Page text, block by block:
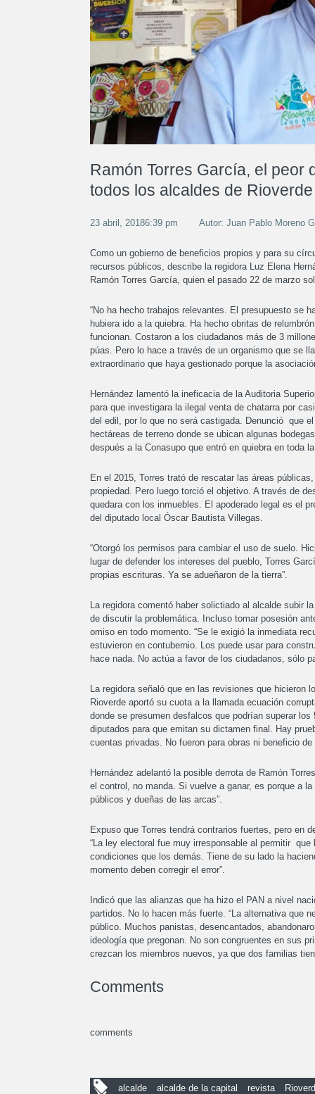
Ramón Torres García, el peor
todos los alcaldes de Rioverde
23 abril, 20186:39 pm Autor: Juan Pablo Moreno
Como un gobierno de beneficios propios y para su
recursos públicos, describe la regidora Luz Elena
Ramón Torres García, quien el pasado 22 de marzo
“No ha hecho trabajos relevantes. El presupuesto se
hubiera ido a la quiebra. Ha hecho obritas de
funcionan. Costaron a los ciudadanos más de 3
púas. Pero lo hace a través de un organismo que se
extraordinario que haya gestionado porque la
Hernández lamentó la ineficacia de la Auditoria
para que investigara la ilegal venta de chatarra por
del edil, por lo que no será castigada. Denunció que
hectáreas de terreno donde se ubican algunas
después a la Conasupo que entró en quiebra en toda
En el 2015, Torres trató de rescatar las áreas
propiedad. Pero luego torció el objetivo. A través de
quedara con los inmuebles. El apoderado legal es el
del diputado local Óscar Bautista Villegas.
“Otorgó los permisos para cambiar el uso de suelo.
lugar de defender los intereses del pueblo, Torres
propias escrituras. Ya se adueñaron de la tierra”.
La regidora comentó haber solictiado al alcalde subir
de discutir la problemática. Incluso tomar posesión
omiso en todo momento. “Se le exigió la inmediata
estuvieron en contubernio. Los puede usar para
hace nada. No actúa a favor de los ciudadanos, sólo
La regidora señaló que en las revisiones que
Rioverde aportó su cuota a la llamada ecuación
donde se presumen desfalcos que podrían superar
diputados para que emitan su dictamen final. Hay
cuentas privadas. No fueron para obras ni beneficio de
Hernández adelantó la posible derrota de Ramón
el control, no manda. Si vuelve a ganar, es porque a
públicos y dueñas de las arcas”.
Expuso que Torres tendrá contrarios fuertes, pero en
“La ley electoral fue muy irresponsable al permitir
condiciones que los demás. Tiene de su lado la
momento deben corregir el error”.
Indicó que las alianzas que ha hizo el PAN a nivel
partidos. No lo hacen más fuerte. “La alternativa que
público. Muchos panistas, desencantados,
ideología que pregonan. No son congruentes en sus
crezcan los miembros nuevos, ya que dos familias
Comments
comments
alcalde alcalde de la capital revista